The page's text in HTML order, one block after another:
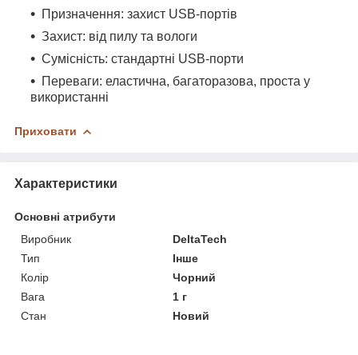
Призначення: захист USB-портів
Захист: від пилу та вологи
Сумісність: стандартні USB-порти
Переваги: еластична, багаторазова, проста у
використанні
Приховати
Характеристики
Основні атрибути
Виробник
DeltaTech
Тип
Інше
Колір
Чорний
Вага
1 г
Стан
Новий